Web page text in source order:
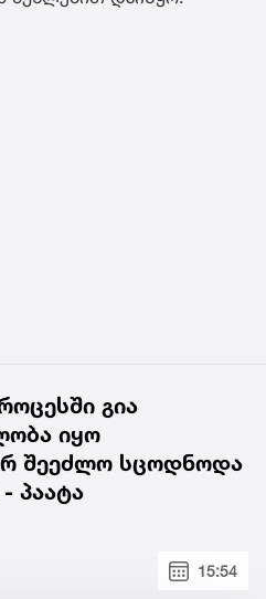
გია
იყო
შეეძლო სცოდნოდა
პაატა
15:54